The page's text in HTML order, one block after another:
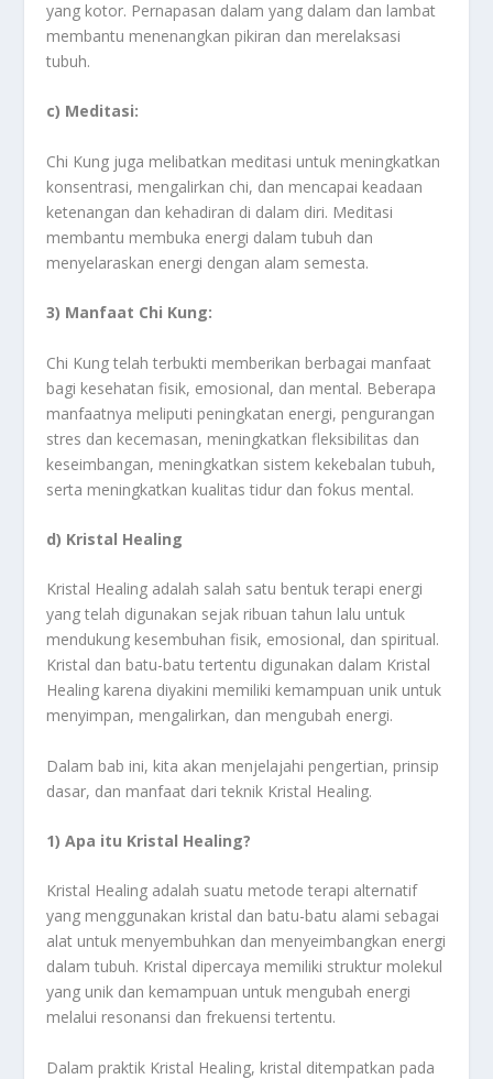
yang kotor. Pernapasan dalam yang dalam dan lambat
membantu menenangkan pikiran dan merelaksasi
tubuh.
c) Meditasi:
Chi Kung juga melibatkan meditasi untuk meningkatkan
konsentrasi, mengalirkan chi, dan mencapai keadaan
ketenangan dan kehadiran di dalam diri. Meditasi
membantu membuka energi dalam tubuh dan
menyelaraskan energi dengan alam semesta.
3) Manfaat Chi Kung:
Chi Kung telah terbukti memberikan berbagai manfaat
bagi kesehatan fisik, emosional, dan mental. Beberapa
manfaatnya meliputi peningkatan energi, pengurangan
stres dan kecemasan, meningkatkan fleksibilitas dan
keseimbangan, meningkatkan sistem kekebalan tubuh,
serta meningkatkan kualitas tidur dan fokus mental.
d) Kristal Healing
Kristal Healing adalah salah satu bentuk terapi energi
yang telah digunakan sejak ribuan tahun lalu untuk
mendukung kesembuhan fisik, emosional, dan spiritual.
Kristal dan batu-batu tertentu digunakan dalam Kristal
Healing karena diyakini memiliki kemampuan unik untuk
menyimpan, mengalirkan, dan mengubah energi.
Dalam bab ini, kita akan menjelajahi pengertian, prinsip
dasar, dan manfaat dari teknik Kristal Healing.
1) Apa itu Kristal Healing?
Kristal Healing adalah suatu metode terapi alternatif
yang menggunakan kristal dan batu-batu alami sebagai
alat untuk menyembuhkan dan menyeimbangkan energi
dalam tubuh. Kristal dipercaya memiliki struktur molekul
yang unik dan kemampuan untuk mengubah energi
melalui resonansi dan frekuensi tertentu.
Dalam praktik Kristal Healing, kristal ditempatkan pada